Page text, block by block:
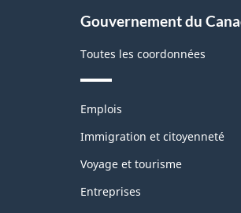
Gouvernement du
Toutes les coordonnées
Thèmes
sujets
Emplois
Immigration et citoyenneté
Voyage et tourisme
Entreprises